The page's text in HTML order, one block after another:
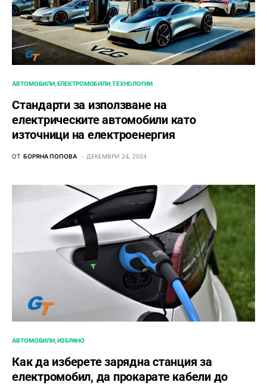
АВТОМОБИЛИ ЕЛЕКТРОМОБИЛИ ТЕХНОЛОГИИ
Стандарти за използване на
електрическите автомобили като
източници на електроенергия
ОТ БОРЯНА ПОПОВА ДЕКЕМВРИ 24, 2024
АВТОМОБИЛИ ИЗБРАНО
Как да изберете зарядна станция за
електромобил, да прокарате кабели до